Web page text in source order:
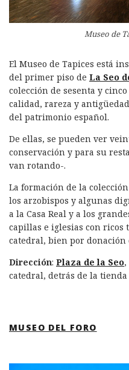
Museo de
El Museo de Tapices está
del primer piso de La Seo
colección de sesenta y
calidad, rareza y
del patrimonio español.
De ellas, se pueden ver
conservación y para su
van rotando-.
La formación de la
los arzobispos y algunas
a la Casa Real y a los
capillas e iglesias con ricos
catedral, bien por donación
Dirección: Plaza de la Seo
catedral, detrás de la
MUSEO DEL FORO